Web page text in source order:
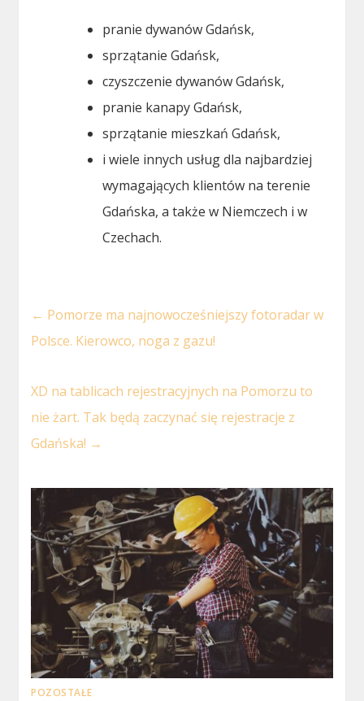
pranie dywanów Gdańsk,
sprzątanie Gdańsk,
czyszczenie dywanów Gdańsk,
pranie kanapy Gdańsk,
sprzątanie mieszkań Gdańsk,
i wiele innych usług dla najbardziej
wymagających klientów na terenie
Gdańska, a także w Niemczech i w
Czechach.
← Pomorze ma najnowocześniejszy fotoradar w
Polsce. Kierowco, noga z gazu!
XD na tablicach rejestracyjnych na Pomorzu to
nie żart. Tak będą zaczynać się rejestracje z
Gdańska! →
POZOSTAŁE